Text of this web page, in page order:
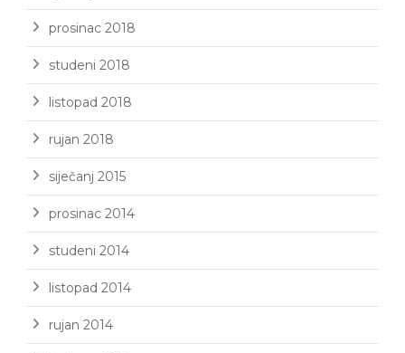
prosinac 2018
studeni 2018
listopad 2018
rujan 2018
siječanj 2015
prosinac 2014
studeni 2014
listopad 2014
rujan 2014